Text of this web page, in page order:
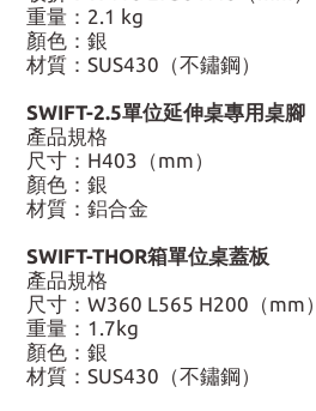
重量：2.1 kg
顏色：銀
材質：SUS430（不鏽鋼）
SWIFT-2.5單位延伸桌專用桌腳
產品規格
尺寸：H403（mm）
顏色：銀
材質：鋁合金
SWIFT-THOR箱單位桌蓋板
產品規格
尺寸：W360 L565 H200（mm）
重量：1.7kg
顏色：銀
材質：SUS430（不鏽鋼）